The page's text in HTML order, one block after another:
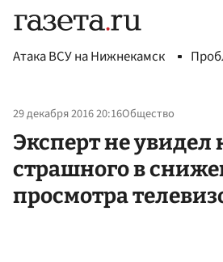
Атака ВСУ на Нижнекамск
29 декабря 2016 20:16Общество
Эксперт не увидел
страшного в
просмотра